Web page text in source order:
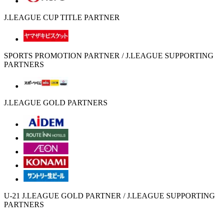
J.LEAGUE CUP TITLE PARTNER
SPORTS PROMOTION PARTNER / J.LEAGUE SUPPORTING
PARTNERS
J.LEAGUE GOLD PARTNERS
U-21 J.LEAGUE GOLD PARTNER / J.LEAGUE SUPPORTING
PARTNERS